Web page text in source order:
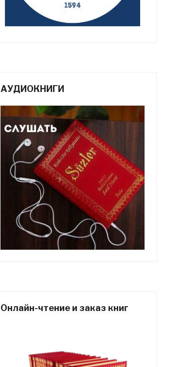
АУДИОКНИГИ
Онлайн-чтение и заказ книг